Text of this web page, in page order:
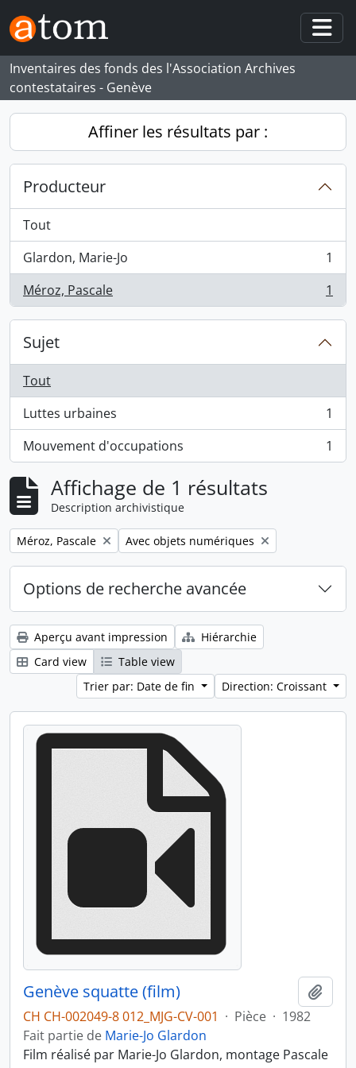
Skip to main content
Inventaires des fonds des l'Association Archives
contestataires - Genève
Affiner les résultats par :
Producteur
Tout
Glardon, Marie-Jo
, 1 résultats
1
Méroz, Pascale
, 1 résultats 1
Sujet
Tout
Luttes urbaines
, 1 résultats
1
Mouvement d'occupations
, 1 résultats 1
Affichage de 1 résultats
Description archivistique
Remove filter:
Méroz, Pascale Remove filter:
Avec objets numériques
Options de recherche avancée
Aperçu avant impression
Hiérarchie
Card view
Table view
Trier par: Date de fin
Direction: Croissant
Genève squatte (film)
CH CH-002049-8 012_MJG-CV-001 · Pièce · 1982
Fait partie de Marie-Jo Glardon
Film réalisé par Marie-Jo Glardon, montage Pascale